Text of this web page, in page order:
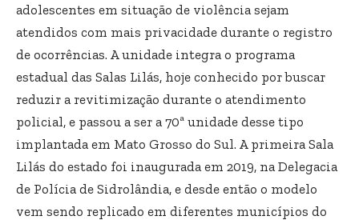
adolescentes em situação de violência sejam
atendidos com mais privacidade durante o registro
de ocorrências. A unidade integra o programa
estadual das Salas Lilás, hoje conhecido por buscar
reduzir a revitimização durante o atendimento
policial, e passou a ser a 70ª unidade desse tipo
implantada em Mato Grosso do Sul. A primeira Sala
Lilás do estado foi inaugurada em 2019, na Delegacia
de Polícia de Sidrolândia, e desde então o modelo
vem sendo replicado em diferentes municípios do